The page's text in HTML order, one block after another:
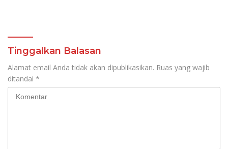
Tinggalkan Balasan
Alamat email Anda tidak akan dipublikasikan. Ruas yang wajib
ditandai *